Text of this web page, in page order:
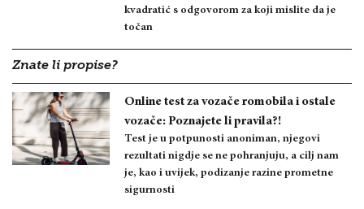
kvadratić s odgovorom za koji mislite da je
točan
Znate li propise?
Online test za vozače romobila i ostale
vozače: Poznajete li pravila?!
Test je u potpunosti anoniman, njegovi
rezultati nigdje se ne pohranjuju, a cilj nam
je, kao i uvijek, podizanje razine prometne
sigurnosti